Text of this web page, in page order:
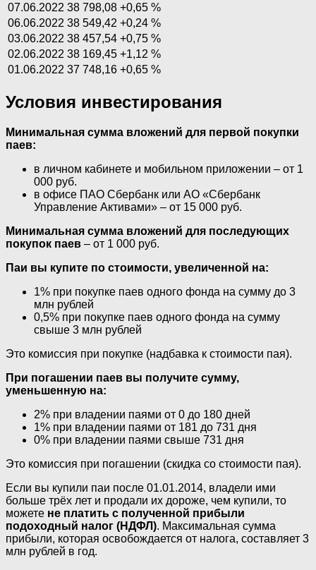
07.06.2022 38 798,08 +0,65 %
06.06.2022 38 549,42 +0,24 %
03.06.2022 38 457,54 +0,75 %
02.06.2022 38 169,45 +1,12 %
01.06.2022 37 748,16 +0,65 %
Условия инвестирования
Минимальная сумма вложений для первой покупки
паев:
в личном кабинете и мобильном приложении – от 1
000 руб.
в офисе ПАО Сбербанк или АО «Сбербанк
Управление Активами» – от 15 000 руб.
Минимальная сумма вложений для последующих
покупок паев – от 1 000 руб.
Паи вы купите по стоимости, увеличенной на:
1% при покупке паев одного фонда на сумму до 3
млн рублей
0,5% при покупке паев одного фонда на сумму
свыше 3 млн рублей
Это комиссия при покупке (надбавка к стоимости пая).
При погашении паев вы получите сумму,
уменьшенную на:
2% при владении паями от 0 до 180 дней
1% при владении паями от 181 до 731 дня
0% при владении паями свыше 731 дня
Это комиссия при погашении (скидка со стоимости пая).
Если вы купили паи после 01.01.2014, владели ими
больше трёх лет и продали их дороже, чем купили, то
можете не платить с полученной прибыли
подоходный налог (НДФЛ). Максимальная сумма
прибыли, которая освобождается от налога, составляет 3
млн рублей в год.